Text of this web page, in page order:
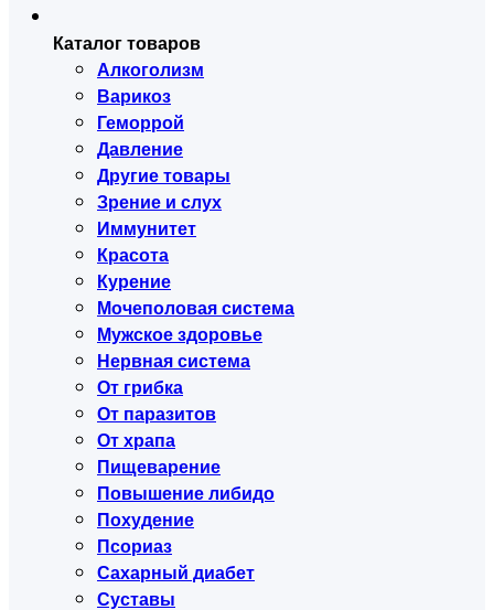
Каталог товаров
Алкоголизм
Варикоз
Геморрой
Давление
Другие товары
Зрение и слух
Иммунитет
Красота
Курение
Мочеполовая система
Мужское здоровье
Нервная система
От грибка
От паразитов
От храпа
Пищеварение
Повышение либидо
Похудение
Псориаз
Сахарный диабет
Суставы